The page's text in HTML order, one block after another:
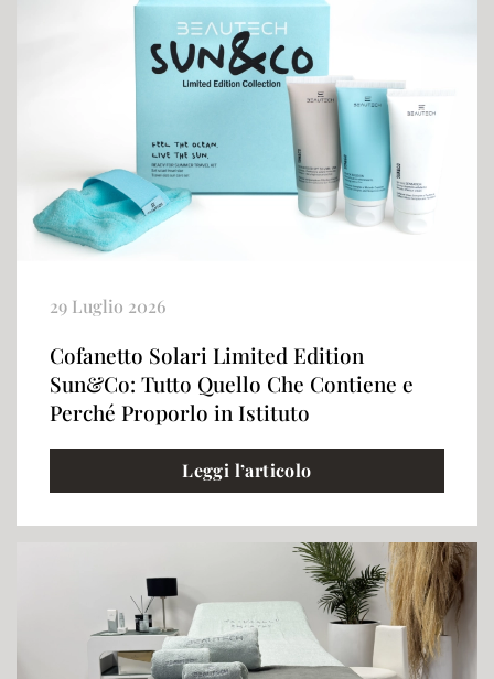
29 Luglio 2026
Cofanetto Solari Limited Edition
Sun&Co: Tutto Quello Che Contiene e
Perché Proporlo in Istituto
Leggi l’articolo